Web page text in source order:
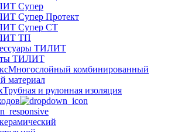
Супер
Супер Протект
Супер СТ
ТП
ТИЛИТ
ТИЛИТ
Многослойный комбинированный
материал
Трубная и рулонная изоляция